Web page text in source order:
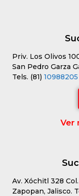
Priv. Los Olivos
San Pedro Garza
Tels. (81) 10988205
Ver
Av. Xóchitl 328
Zapopan, Jalisco.